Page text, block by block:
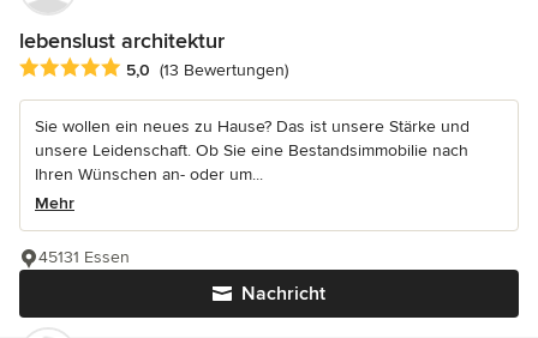
lebenslust architektur
Durchschnittliche Bewertung: 5 von 5 Sternen
5,0 (13 Bewertungen)
Sie wollen ein neues zu Hause? Das ist unsere Stärke und
unsere Leidenschaft. Ob Sie eine Bestandsimmobilie nach
Ihren Wünschen an- oder um...
Mehr
Nachricht
45131 Essen